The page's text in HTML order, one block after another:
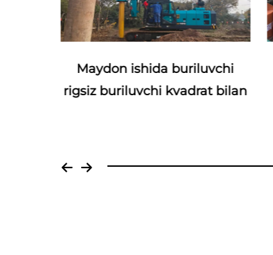
Maydon ishida buriluvchi
rigsiz buriluvchi kvadrat bilan